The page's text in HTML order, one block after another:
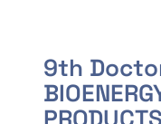
9th